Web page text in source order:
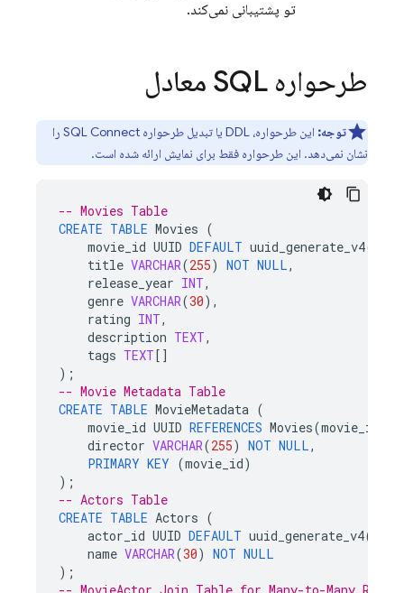
تو پشتیبانی نمی‌کند.
طرحواره SQL معادل
توجه: این طرحواره، DDL یا تبدیل طرحواره SQL Connect را
نشان نمی‌دهد. این طرحواره فقط برای نمایش ارائه شده است.
-- Movies Table
CREATE TABLE Movies (
movie_id UUID DEFAULT uuid_generate_v4()
title VARCHAR(255) NOT NULL,
release_year INT,
genre VARCHAR(30),
rating INT,
description TEXT,
tags TEXT[]
);
-- Movie Metadata Table
CREATE TABLE MovieMetadata (
movie_id UUID REFERENCES Movies(movie_id
director VARCHAR(255) NOT NULL,
PRIMARY KEY (movie_id)
);
-- Actors Table
CREATE TABLE Actors (
actor_id UUID DEFAULT uuid_generate_v4()
name VARCHAR(30) NOT NULL
);